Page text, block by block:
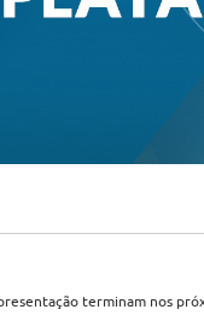
terminam nos